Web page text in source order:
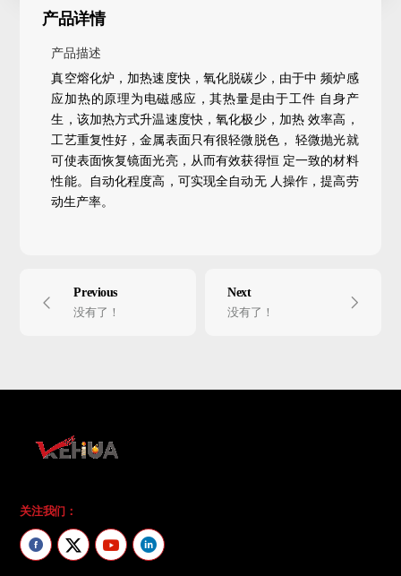
产品详情
产品描述
真空熔化炉，加热速度快，氧化脱碳少，由于中 频炉感
应加热的原理为电磁感应，其热量是由于工件 自身产
生，该加热方式升温速度快，氧化极少，加热 效率高，
工艺重复性好，金属表面只有很轻微脱色， 轻微抛光就
可使表面恢复镜面光亮，从而有效获得恒 定一致的材料
性能。自动化程度高，可实现全自动无 人操作，提高劳
动生产率。
Previous
没有了！
Next
没有了！
关注我们：